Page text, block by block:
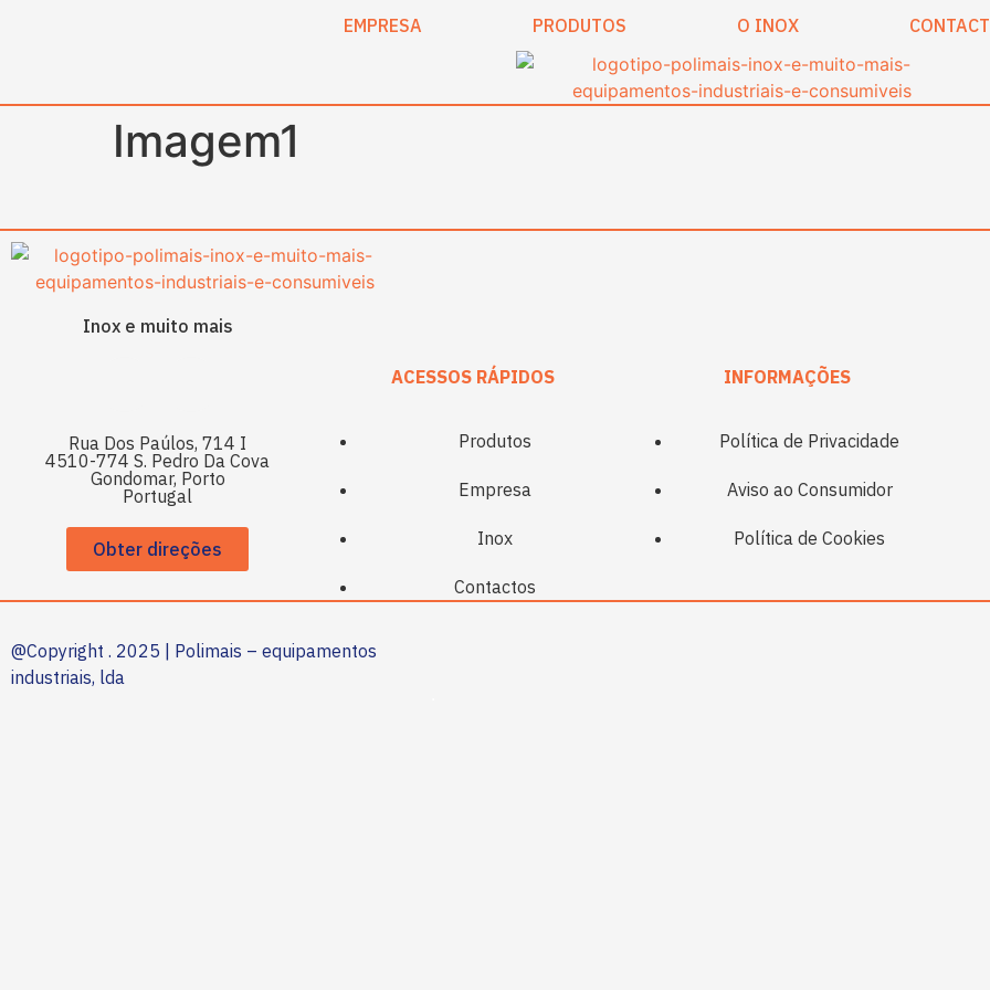
EMPRESA PRODUTOS O INOX
Imagem1
Inox e muito mais
Rua Dos Paúlos, 714 I
4510-774 S. Pedro Da Cova
Gondomar, Porto
Portugal
Obter direções
ACESSOS RÁPIDOS
Produtos
Empresa
Inox
Contactos
INFORMAÇÕES
Política de Privacidade
Aviso ao Consumidor
Política de Cookies
@Copyright . 2025 | Polimais – equipamentos
industriais, lda